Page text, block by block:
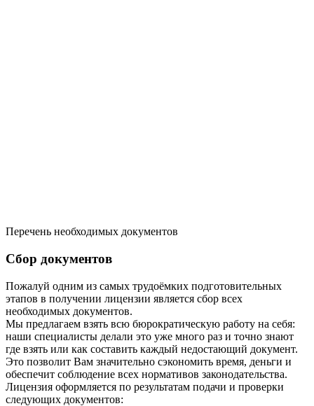
Перечень необходимых документов
Сбор документов
Пожалуй одним из самых трудоёмких подготовительных
этапов в получении лицензии является сбор всех
необходимых документов.
Мы предлагаем взять всю бюрократическую работу на себя:
наши специалисты делали это уже много раз и точно знают
где взять или как составить каждый недостающий документ.
Это позволит Вам значительно сэкономить время, деньги и
обеспечит соблюдение всех нормативов законодательства.
Лицензия оформляется по результатам подачи и проверки
следующих документов: